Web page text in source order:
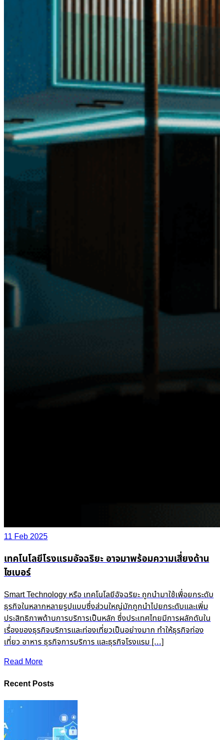
11 Feb 2025
เทคโนโลยีโรงแรมอัจฉริยะ อาจมาพร้อมความเสี่ยงด้าน
ไซเบอร์
Smart Technology หรือ เทคโนโลยีอัจฉริยะ ถูกนำมาใช้เพื่อยกระดับ
ธุรกิจในหลากหลายรูปแบบซึ่งส่วนใหญ่มักถูกนำไปยกระดับและเพิ่ม
ประสิทธิภาพด้านการบริการเป็นหลัก ซึ่งประเทศไทยมีการผลักดันใน
เรื่องของธุรกิจบริการและท่องเที่ยวเป็นอย่างมาก ทำให้ธุรกิจท่อง
เที่ยว อาหาร ธุรกิจการบริการ และธุรกิจโรงแรม […]
Read More
Recent Posts